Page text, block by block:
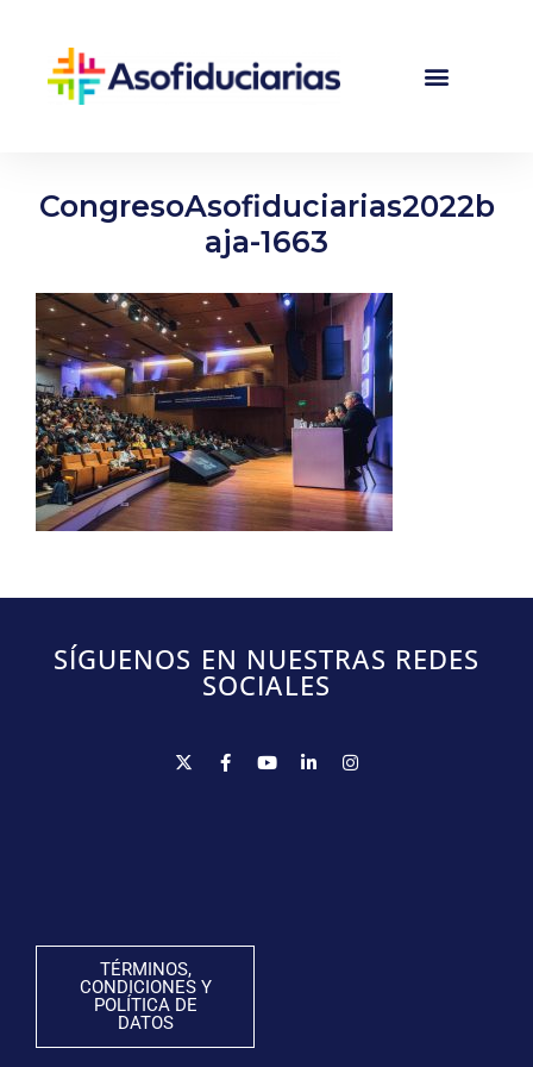
CongresoAsofiduciarias2022b
aja-1663
SÍGUENOS EN NUESTRAS REDES
SOCIALES
TÉRMINOS,
CONDICIONES Y
POLÍTICA DE
DATOS